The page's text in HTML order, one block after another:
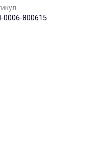
0006-800615